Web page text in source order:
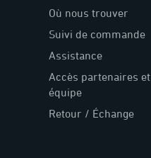
Où nous trouver
Suivi de commande
Assistance
Accès partenaires et
équipe
Retour / Échange